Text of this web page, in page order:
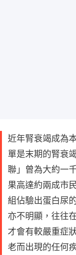
近年腎衰竭成為
單是末期的腎衰
聯」曾為大約一
果高達約兩成市
組佔驗出蛋白尿
亦不明顯，往往
才會有較嚴重症
老而出現的任何